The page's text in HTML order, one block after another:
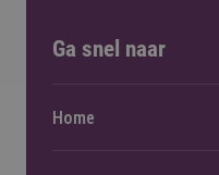
Ga snel naar
Home